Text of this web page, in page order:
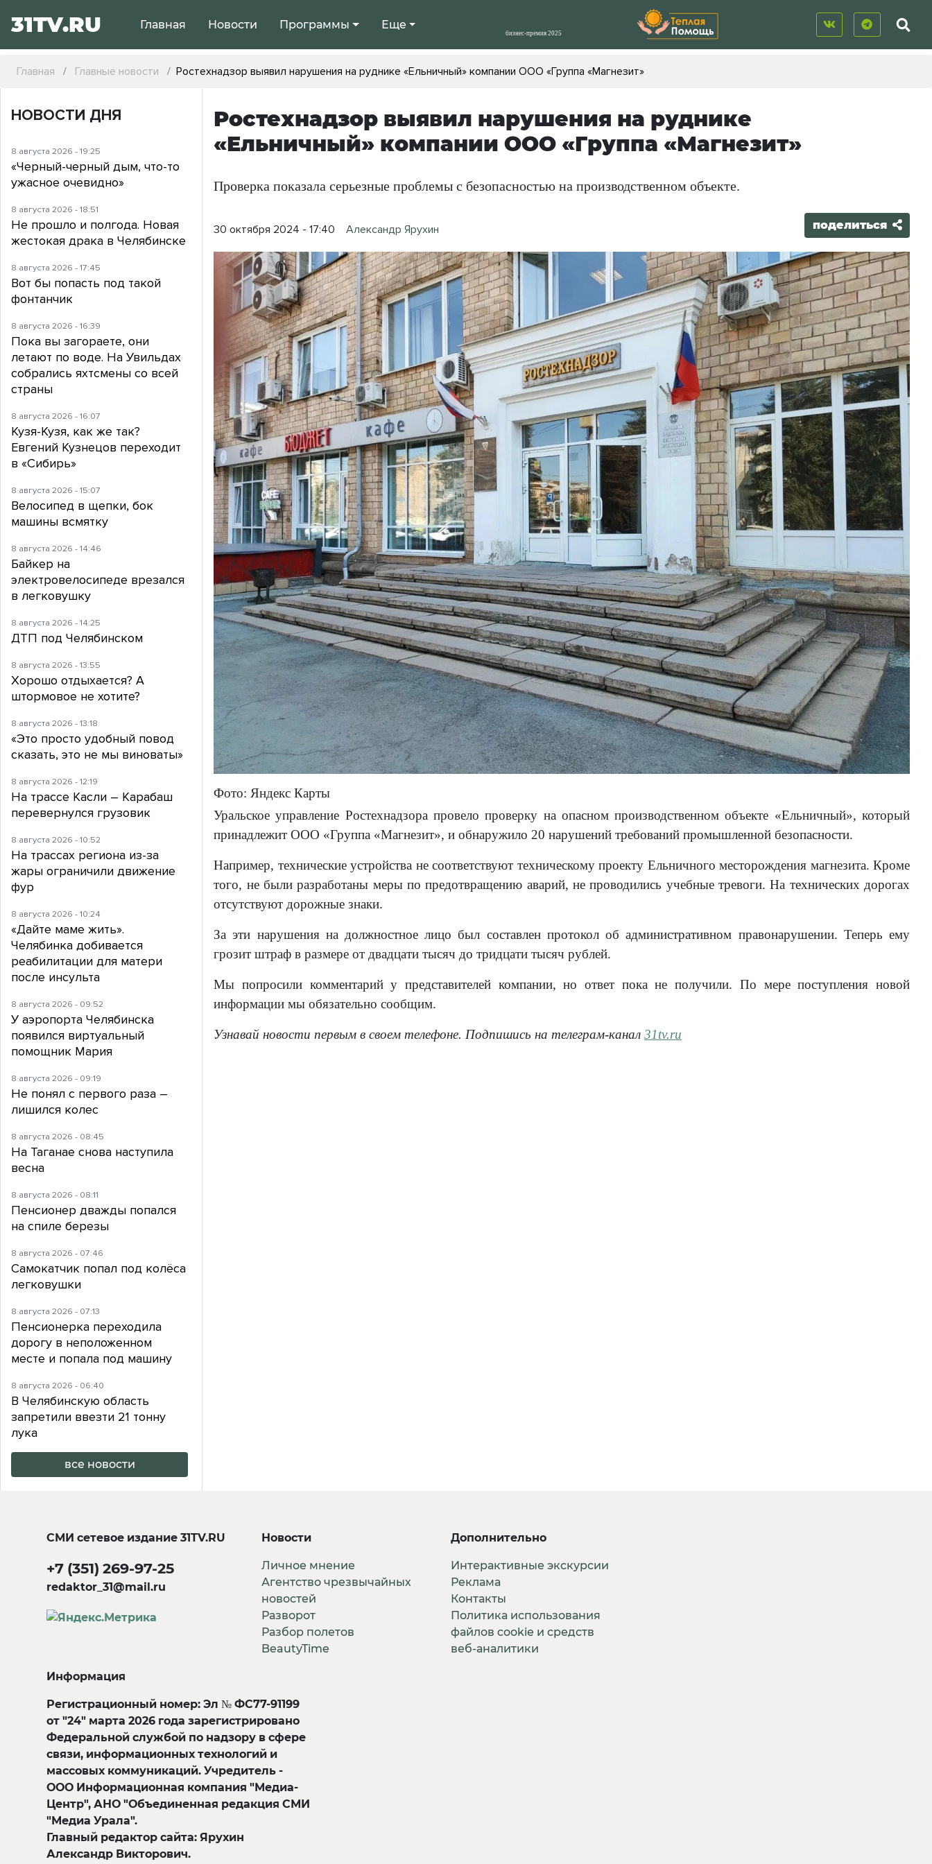
31TV.RU Главная Новости Программы Еще
Главная Главные новости Ростехнадзор выявил нарушения на руднике «Ельничный» компании ООО «Группа «Магнезит»
Ростехнадзор выявил нарушения на руднике
«Ельничный» компании ООО «Группа «Магнезит»
Проверка показала серьезные проблемы с безопасностью на производственном объекте.
30 октября 2024 - 17:40 Александр Ярухин поделиться
Фото: Яндекс Карты
Уральское управление Ростехнадзора провело проверку на опасном производственном объекте «Ельничный», который
принадлежит ООО «Группа «Магнезит», и обнаружило 20 нарушений требований промышленной безопасности.
Например, технические устройства не соответствуют техническому проекту Ельничного месторождения магнезита. Кроме
того, не были разработаны меры по предотвращению аварий, не проводились учебные тревоги. На технических дорогах
отсутствуют дорожные знаки.
За эти нарушения на должностное лицо был составлен протокол об административном правонарушении. Теперь ему
грозит штраф в размере от двадцати тысяч до тридцати тысяч рублей.
Мы попросили комментарий у представителей компании, но ответ пока не получили. По мере поступления новой
информации мы обязательно сообщим.
Узнавай новости первым в своем телефоне. Подпишись на телеграм-канал31tv.ru
НОВОСТИ ДНЯ
8 августа 2026 - 19:25
«Черный-черный дым, что-то
ужасное очевидно»
8 августа 2026 - 18:51
Не прошло и полгода. Новая
жестокая драка в Челябинске
8 августа 2026 - 17:45
Вот бы попасть под такой
фонтанчик
8 августа 2026 - 16:39
Пока вы загораете, они
летают по воде. На Увильдах
собрались яхтсмены со всей
страны
8 августа 2026 - 16:07
Кузя-Кузя, как же так?
Евгений Кузнецов переходит
в «Сибирь»
8 августа 2026 - 15:07
Велосипед в щепки, бок
машины всмятку
8 августа 2026 - 14:46
Байкер на
электровелосипеде врезался
в легковушку
8 августа 2026 - 14:25
ДТП под Челябинском
8 августа 2026 - 13:55
Хорошо отдыхается? А
штормовое не хотите?
8 августа 2026 - 13:18
«Это просто удобный повод
сказать, это не мы виноваты»
8 августа 2026 - 12:19
На трассе Касли – Карабаш
перевернулся грузовик
8 августа 2026 - 10:52
На трассах региона из-за
жары ограничили движение
фур
8 августа 2026 - 10:24
«Дайте маме жить».
Челябинка добивается
реабилитации для матери
после инсульта
8 августа 2026 - 09:52
У аэропорта Челябинска
появился виртуальный
помощник Мария
8 августа 2026 - 09:19
Не понял с первого раза –
лишился колес
8 августа 2026 - 08:45
На Таганае снова наступила
весна
8 августа 2026 - 08:11
Пенсионер дважды попался
на спиле березы
8 августа 2026 - 07:46
Самокатчик попал под колёса
легковушки
8 августа 2026 - 07:13
Пенсионерка переходила
дорогу в неположенном
месте и попала под машину
8 августа 2026 - 06:40
В Челябинскую область
запретили ввезти 21 тонну
лука
все новости
СМИ сетевое издание31TV.RU
+7 (351) 269-97-25
redaktor_31@mail.ru
Новости
Личное мнение
Агентство чрезвычайных
новостей
Разворот
Разбор полетов
BeautyTime
Дополнительно
Интерактивные экскурсии
Реклама
Контакты
Политика использования
файлов cookie и средств
веб-аналитики
Информация
Регистрационный номер: Эл № ФС77-91199
от "24" марта 2026 года зарегистрировано
Федеральной службой по надзору в сфере
связи, информационных технологий и
массовых коммуникаций. Учредитель -
ООО Информационная компания "Медиа-
Центр", АНО "Объединенная редакция СМИ
"Медиа Урала".
Главный редактор сайта: Ярухин
Александр Викторович.